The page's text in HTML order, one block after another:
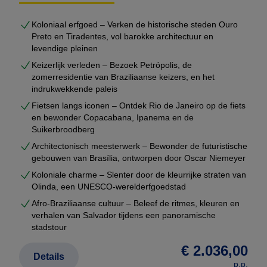
voldoende rustmomenten tussen de reisdagen
U ontvangt geen generiek voorstel, maar eenvolledig
uitgewerkte reisopzet
excursies en bijpassend vluchtschema.
Gebaseerd op duizenden echte reizen
Op onze website vindt u meer dan
voorbeeldreizen
die wij de afgelopen jaren voor
klanten hebben samengesteld. Dit zijn geen
marketingroutes, maar echte reisopzetten met
werkende logistiek.
Uw maatwerkreis wordt hieruit opgebouwd en
Dat betekent dat u profiteert van:
Koloniaal erfgoed – Verken de historische steden Ouro
Preto en Tiradentes, vol barokke architectuur en
levendige pleinen
Keizerlijk verleden – Bezoek Petrópolis, de
zomerresidentie van Braziliaanse keizers, en het
indrukwekkende paleis
Fietsen langs iconen – Ontdek Rio de Janeiro op de fiets
en bewonder Copacabana, Ipanema en de
Suikerbroodberg
Architectonisch meesterwerk – Bewonder de futuristische
gebouwen van Brasília, ontworpen door Oscar Niemeyer
Koloniale charme – Slenter door de kleurrijke straten van
Olinda, een UNESCO-werelderfgoedstad
Afro-Braziliaanse cultuur – Beleef de ritmes, kleuren en
verhalen van Salvador tijdens een panoramische
stadstour
€ 2.036,00
p.p.
Details